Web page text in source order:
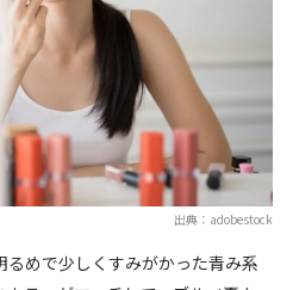
出典：adobestock
めで少しくすみがかった青み系